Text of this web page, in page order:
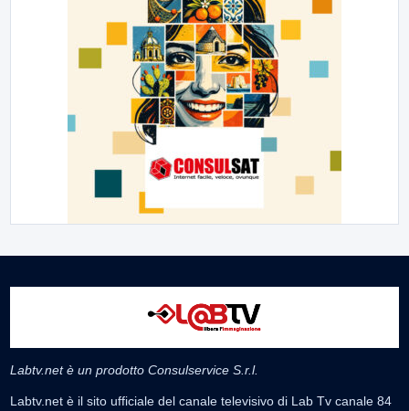
Labtv.net è un prodotto Consulservice S.r.l.
Labtv.net è il sito ufficiale del canale televisivo di Lab Tv canale 84